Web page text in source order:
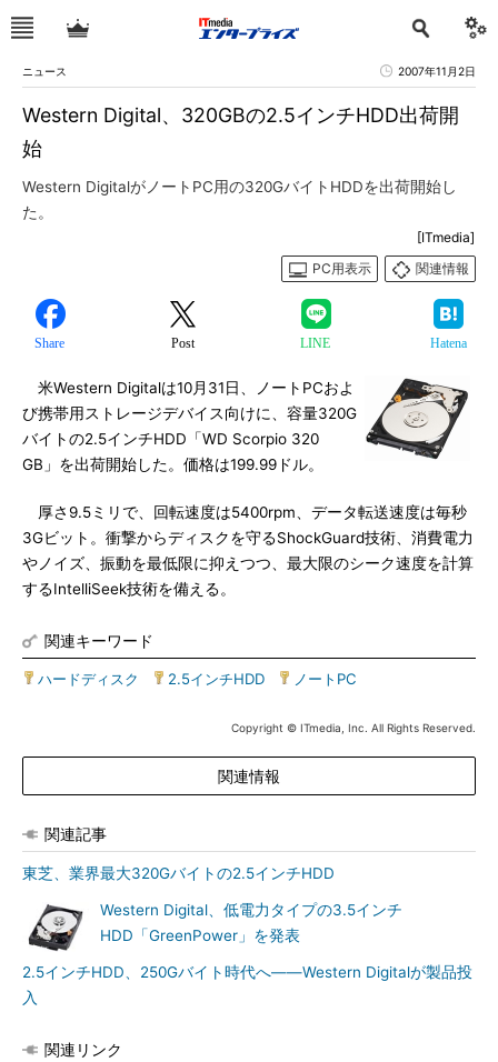
ニュース 2007年11月2日
Western Digital、320GBの2.5インチHDD出荷開
始
Western DigitalがノートPC用の320GバイトHDDを出荷開始し
た。
[ITmedia]
PC用表示
関連情報
Share Post LINE Hatena
米Western Digitalは10月31日、ノートPCおよ
び携帯用ストレージデバイス向けに、容量320G
バイトの2.5インチHDD「WD Scorpio 320
GB」を出荷開始した。価格は199.99ドル。
厚さ9.5ミリで、回転速度は5400rpm、データ転送速度は毎秒
3Gビット。衝撃からディスクを守るShockGuard技術、消費電力
やノイズ、振動を最低限に抑えつつ、最大限のシーク速度を計算
するIntelliSeek技術を備える。
関連キーワード
ハードディスク 2.5インチHDD ノートPC
Copyright © ITmedia, Inc. All Rights Reserved.
関連情報
関連記事
東芝、業界最大320Gバイトの2.5インチHDD
Western Digital、低電力タイプの3.5インチ
HDD「GreenPower」を発表
2.5インチHDD、250Gバイト時代へ――Western Digitalが製品投
入
関連リンク